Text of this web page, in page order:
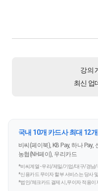
강의
최신 업
국내 10개 카드사 최대 12
비씨(페이북), KB Pay, 하나
농협(NH페이), 우리카드
*비씨계열 - 우리/제일/기업/대구/경
*신용카드 무이자 할부 서비스는 당사
*법인/체크카드 결제 시, 무이자 적용이